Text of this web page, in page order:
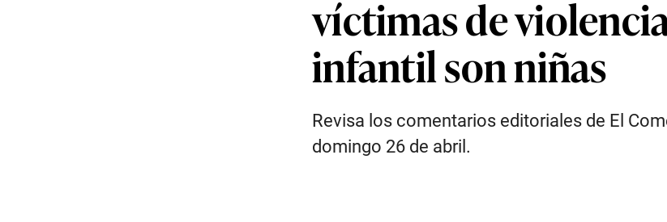
víctimas de
infantil son niñas
Revisa los comentarios editoriales de El
domingo 26 de abril.